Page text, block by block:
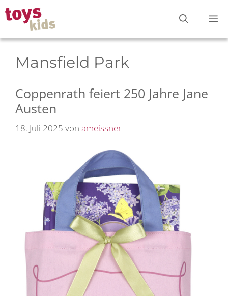
Zum
Inhalt
springen
Mansfield Park
Coppenrath feiert 250 Jahre Jane
Austen
18. Juli 2025 von ameissner